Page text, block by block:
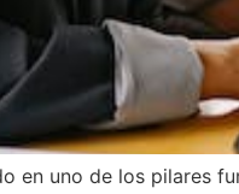
en uno de los pilares